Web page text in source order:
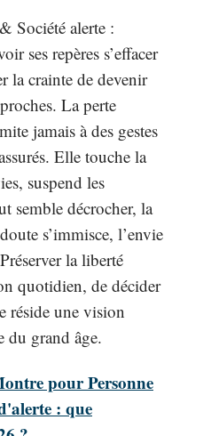
Société alerte :
ses repères s’effacer
la crainte de devenir
La perte
jamais à des gestes
Elle touche la
suspend les
semble décrocher, la
s’immisce, l’envie
la liberté
quotidien, de décider
réside une vision
du grand âge.
pour Personne
: que